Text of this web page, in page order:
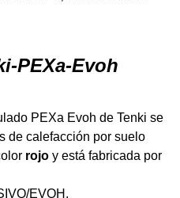
PEXa-Evoh
PEXa Evoh de Tenki se
de calefacción por suelo
rojo y está fabricada por
EVOH.